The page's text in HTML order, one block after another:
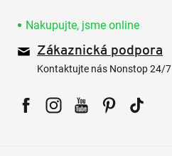
Nakupujte, jsme online
Zákaznická podpora
Kontaktujte nás Nonstop 24/7